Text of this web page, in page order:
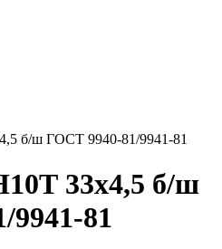
б/ш ГОСТ 9940-81/9941-81
33х4,5 б/ш
81